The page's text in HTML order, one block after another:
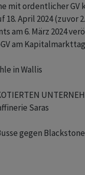
mit ordentlicher
18. April 2024 (zuvor
am 6. März 2024
aoGV am
in Wallis
Saras
gegen